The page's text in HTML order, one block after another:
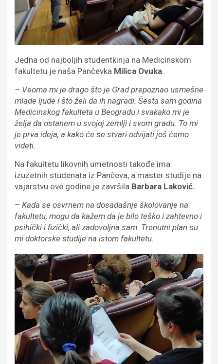
Jedna od najboljih studentkinja na Medicinskom
fakultetu je naša Pančevka Milica Ovuka.
– Veoma mi je drago što je Grad prepoznao usmešne
mlade ljude i što želi da ih nagradi. Šesta sam godina
Medicinskog fakulteta u Beogradu i svakako mi je
želja da ostanem u svojoj zemlji i svom gradu. To mi
je prva ideja, a kako će se stvari odvijati još ćemo
videti.
Na fakultetu likovnih umetnosti takođe ima
izuzetnih studenata iz Pančeva, a master studije na
vajarstvu ove godine je završila Barbara Laković.
– Kada se osvrnem na dosadašnje školovanje na
fakultetu, mogu da kažem da je bilo teško i zahtevno i
psihički i fizički, ali zadovoljna sam. Trenutni plan su
mi doktorske studije na istom fakultetu.